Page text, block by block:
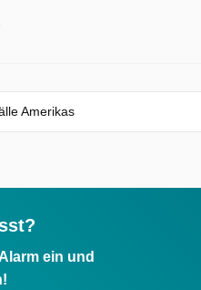
Amerikas
ein und